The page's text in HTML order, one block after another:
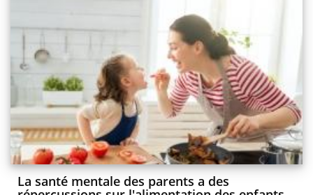
La santé mentale des parents a des